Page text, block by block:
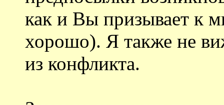
как и Вы призывает к
хорошо). Я также не
из конфликта.